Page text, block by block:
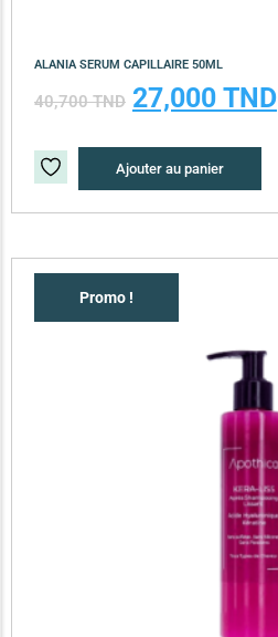
Promo !
ALANIA SERUM CAPILLAIRE 50ML
40,700TND 27,000 TND
Ajouter au panier